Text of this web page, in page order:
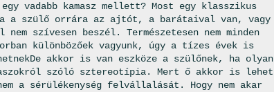
vadabb kamasz mellett? Most egy klasszikus
a szülő orrára az ajtót, a barátaival van, vagy
szívesen beszél. Természetesen nem minden
különbözőek vagyunk, úgy a tízes évek is
akkor is van eszköze a szülőnek, ha olyan
szóló sztereotípia. Mert ő akkor is lehet
a sérülékenység felvállalását. Hogy nem akar